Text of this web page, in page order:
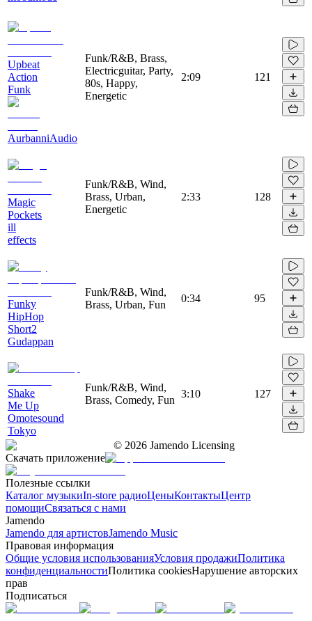
Upbeat
Action
Funk
AurbanniAudio
Funk/R&B, Brass,
Electricguitar, Party,
80s, Happy,
Energetic
2:09 121
Magic
Pockets
ill
effects
Funk/R&B, Wind,
Brass, Urban,
Energetic
2:33 128
Funky
HipHop
Short2
Gudappan
Funk/R&B, Wind,
Brass, Urban, Fun
0:34 95
Shake
Me Up
Omotesound
Tokyo
Funk/R&B, Wind,
Brass, Comedy, Fun
3:10 127
© 2026 Jamendo Licensing
Скачать приложение
Полезные ссылки
Каталог музыкиIn-store радиоЦеныКонтактыЦентр
помощиСвязаться с нами
Jamendo
Jamendo для артистовJamendo Music
Правовая информация
Общие условия использованияУсловия продажиПолитика
конфиденциальностиПолитика cookiesНарушение авторских
прав
Подписаться